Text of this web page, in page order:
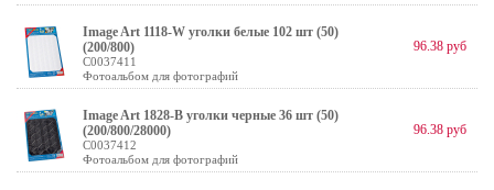
Image Art 1118-W уголки белые 102 шт (50)
(200/800)
C0037411
Фотоальбом для фотографий
96.38 руб
Image Art 1828-В уголки черные 36 шт (50)
(200/800/28000)
C0037412
Фотоальбом для фотографий
96.38 руб